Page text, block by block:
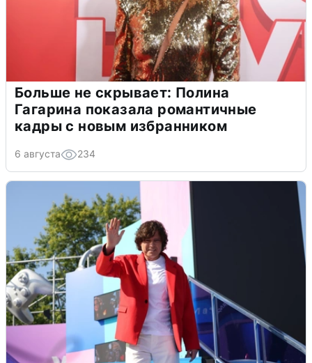
Больше не скрывает: Полина
Гагарина показала романтичные
кадры с новым избранником
6 августа 234